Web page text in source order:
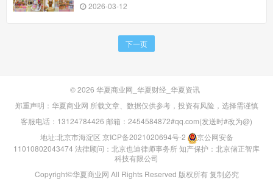
2026-03-12
下一页
© 2026 华夏商业网_华夏财经_华夏资讯
郑重声明：华夏商业网 所载文章、数据仅供参考，投资有风险，选择需谨慎
客服电话：13124784426 邮箱：2454584872#qq.com(发送时#改为@)
地址:北京市海淀区 京ICP备2021020694号-2
京公网安备
11010802043474 法律顾问：北京也迪律师事务所知产保护：北京储正智库
科技有限公司
Copyright©华夏商业网 All Rights Reserved 版权所有 复制必究